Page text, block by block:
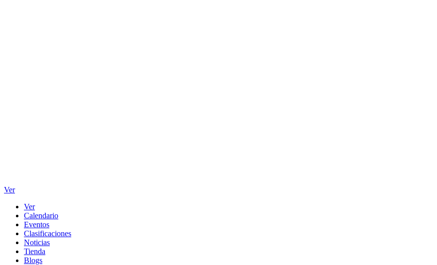
Ver
Ver
Calendario
Eventos
Clasificaciones
Noticias
Tienda
Blogs